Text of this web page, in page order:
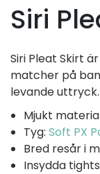
Siri
Siri Pleat Skirt
matcher på
levande uttryck.
Mjukt
Tyg: Soft PX
Bred resår i
Insydda tights